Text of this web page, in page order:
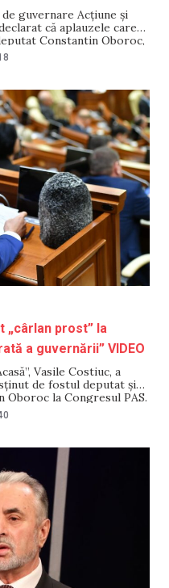
guvernare Acțiune și
că aplauzele care
Constantin Oboroc,
„neinspirate”. Potrivit
„cârlan prost” la
a guvernării” VIDEO
Vasile Costiuc, a
de fostul deputat și
la Congresul PAS.
că ar fi tolerat un